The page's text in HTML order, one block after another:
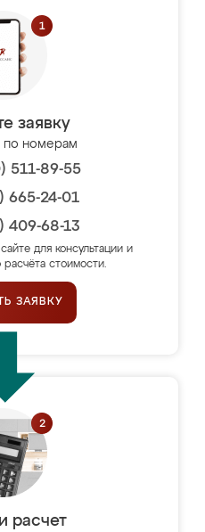
заявку
по номерам
511-89-55
665-24-01
409-68-13
для консультации и
расчёта стоимости.
ЗАЯВКУ
расчет